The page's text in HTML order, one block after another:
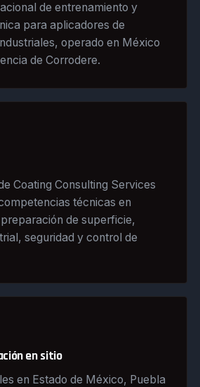
de entrenamiento y
para aplicadores de
operado en México
de Corrodere.
Coating Consulting Services
técnicas en
de superficie,
seguridad y control de
en sitio
en Estado de México, Puebla